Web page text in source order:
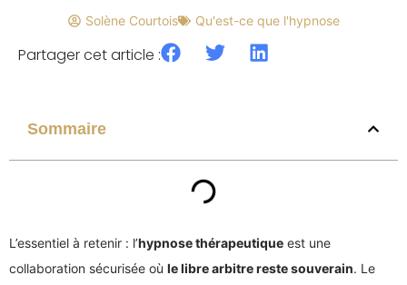
Solène Courtois Qu'est-ce que l'hypnose
Partager cet article :
Sommaire
L’essentiel à retenir : l’hypnose thérapeutique est une
collaboration sécurisée où le libre arbitre reste souverain. Le